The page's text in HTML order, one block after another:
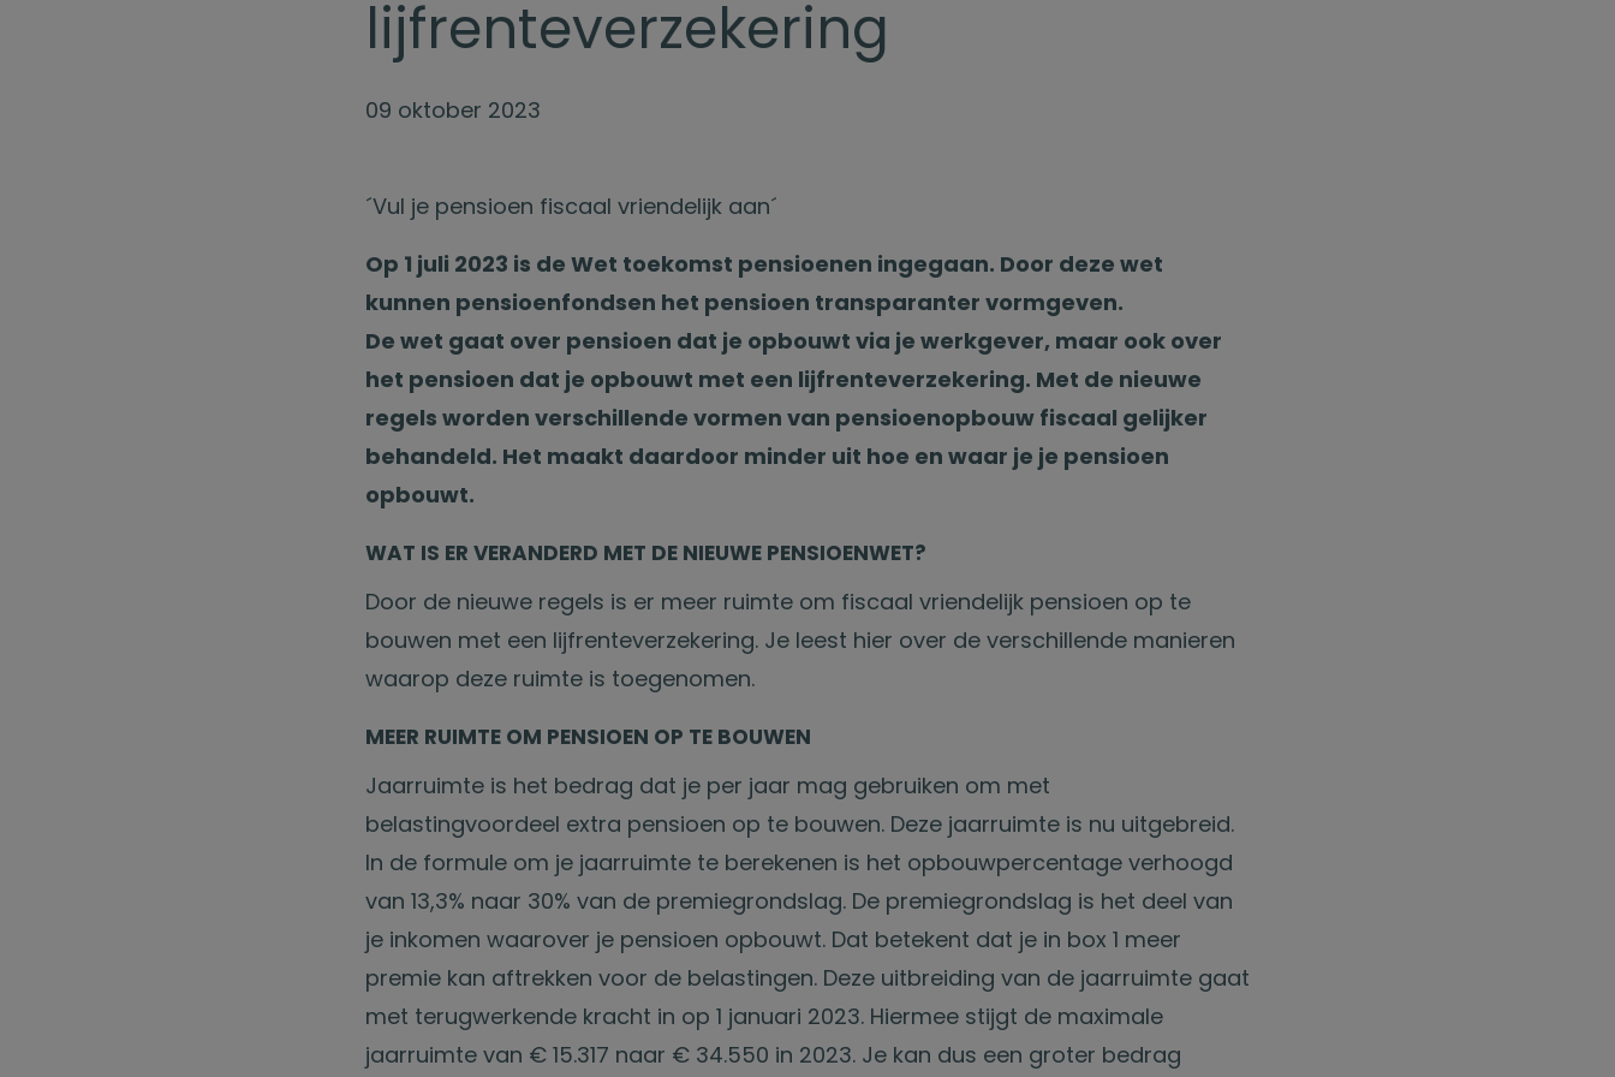
lijfrenteverzekering
09 oktober 2023
´Vul je pensioen fiscaal vriendelijk aan´
Op 1 juli 2023 is de Wet toekomst pensioenen ingegaan. Door deze wet
kunnen pensioenfondsen het pensioen transparanter vormgeven.
De wet gaat over pensioen dat je opbouwt via je werkgever, maar ook over
het pensioen dat je opbouwt met een lijfrenteverzekering. Met de nieuwe
regels worden verschillende vormen van pensioenopbouw fiscaal gelijker
behandeld. Het maakt daardoor minder uit hoe en waar je je pensioen
opbouwt.
WAT IS ER VERANDERD MET DE NIEUWE PENSIOENWET?
Door de nieuwe regels is er meer ruimte om fiscaal vriendelijk pensioen op te
bouwen met een lijfrenteverzekering. Je leest hier over de verschillende manieren
waarop deze ruimte is toegenomen.
MEER RUIMTE OM PENSIOEN OP TE BOUWEN
Jaarruimte is het bedrag dat je per jaar mag gebruiken om met
belastingvoordeel extra pensioen op te bouwen. Deze jaarruimte is nu uitgebreid.
In de formule om je jaarruimte te berekenen is het opbouwpercentage verhoogd
van 13,3% naar 30% van de premiegrondslag. De premiegrondslag is het deel van
je inkomen waarover je pensioen opbouwt. Dat betekent dat je in box 1 meer
premie kan aftrekken voor de belastingen. Deze uitbreiding van de jaarruimte gaat
met terugwerkende kracht in op 1 januari 2023. Hiermee stijgt de maximale
jaarruimte van € 15.317 naar € 34.550 in 2023. Je kan dus een groter bedrag